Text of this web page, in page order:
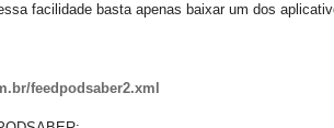
facilidade basta apenas baixar um dos
feedpodsaber2.xml